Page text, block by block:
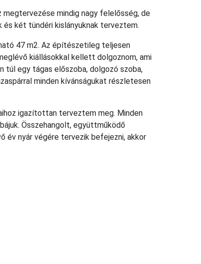
megtervezése mindig nagy felelősség, de
és két tündéri kislányuknak terveztem.
47 m2. Az építészetileg teljesen
kiállásokkal kellett dolgoznom, ami
túl egy tágas előszoba, dolgozó szoba,
minden kívánságukat részletesen
igazítottan terveztem meg. Minden
Összehangolt, együttműködő
év nyár végére tervezik befejezni, akkor